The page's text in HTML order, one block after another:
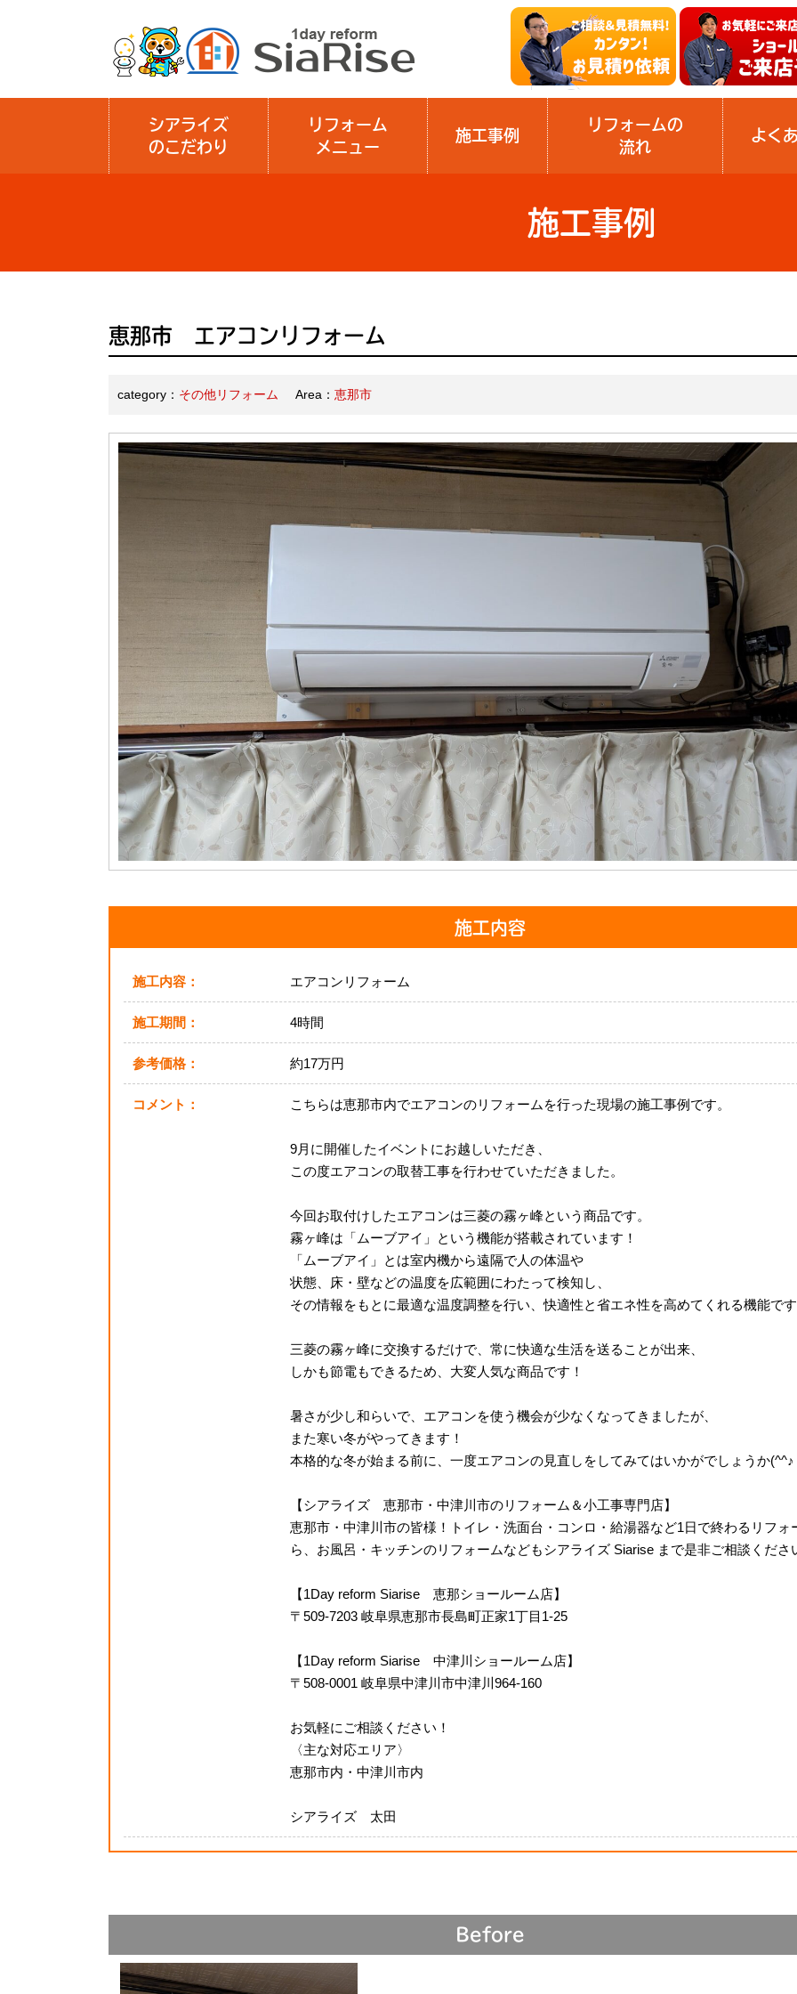
シアライズ
のこだわり
リフォーム
メニュー
施工事例
リフォームの
流れ
よく
施工事例
恵那市 エアコンリフォーム
category： その他リフォーム Area： 恵那市
施工内容
施工内容： エアコンリフォーム
施工期間： 4時間
参考価格： 約17万円
コメント： こちらは恵那市内でエアコンのリフォームを行った現場の施工事例です。
9月に開催したイベントにお越しいただき、
この度エアコンの取替工事を行わせていただきました。
今回お取付けしたエアコンは三菱の霧ヶ峰という商品です。
霧ヶ峰は「ムーブアイ」という機能が搭載されています！
「ムーブアイ」とは室内機から遠隔で人の体温や
状態、床・壁などの温度を広範囲にわたって検知し、
その情報をもとに最適な温度調整を行い、快適性と省エネ性を高めてくれる機能です
三菱の霧ヶ峰に交換するだけで、常に快適な生活を送ることが出来、
しかも節電もできるため、大変人気な商品です！
暑さが少し和らいで、エアコンを使う機会が少なくなってきましたが、
また寒い冬がやってきます！
本格的な冬が始まる前に、一度エアコンの見直しをしてみてはいかがでしょうか(^^♪
【シアライズ 恵那市・中津川市のリフォーム＆小工事専門店】
恵那市・中津川市の皆様！トイレ・洗面台・コンロ・給湯器など1日で終わるリフォ
ら、お風呂・キッチンのリフォームなどもシアライズ Siarise まで是非ご相談くださ
【1Day reform Siarise 恵那ショールーム店】
〒509-7203 岐阜県恵那市長島町正家1丁目1-25
【1Day reform Siarise 中津川ショールーム店】
〒508-0001 岐阜県中津川市中津川964-160
お気軽にご相談ください！
〈主な対応エリア〉
恵那市内・中津川市内
シアライズ 太田
Before